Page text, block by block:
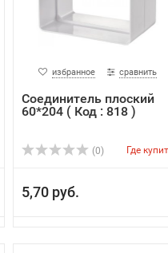
избранное сравнить
Соединитель плоский
60*204 ( Код : 818 )
(0) Где
5,70 руб.